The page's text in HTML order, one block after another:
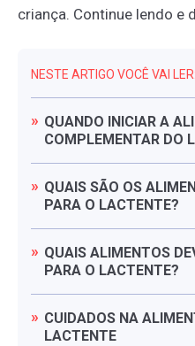
criança. Continue lendo e
NESTE ARTIGO VOCÊ VAI LER:
QUANDO INICIAR A
COMPLEMENTAR DO
QUAIS SÃO OS
PARA O LACTENTE?
QUAIS ALIMENTOS
PARA O LACTENTE?
CUIDADOS NA
LACTENTE